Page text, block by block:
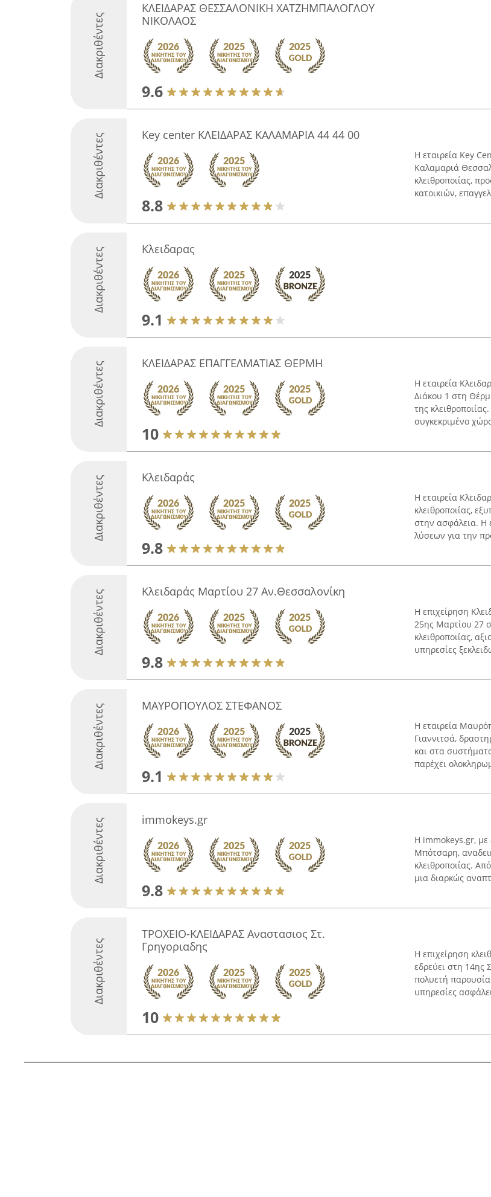
Διακριθέντες
ΚΛΕΙΔΑΡΑΣ ΘΕΣΣΑΛΟΝΙΚΗ ΧΑΤΖΗΜΠΑΛΟΓΛΟΥ
ΝΙΚΟΛΑΟΣ
9.6
Διακριθέντες Key center ΚΛΕΙΔΑΡΑΣ ΚΑΛΑΜΑΡΙΑ 44 44 00
8.8
Η εταιρεία Key
Καλαμαριά
κλειθροποιίας,
κατοικιών,
Διακριθέντες Κλειδαρας
9.1
Διακριθέντες ΚΛΕΙΔΑΡΑΣ ΕΠΑΓΓΕΛΜΑΤΙΑΣ ΘΕΡΜΗ
10
Η εταιρεία
Διάκου 1 στη
της
συγκεκριμένο
Διακριθέντες Κλειδαράς
9.8
Η εταιρεία
κλειθροποιίας,
στην ασφάλεια. Η
λύσεων για την
Διακριθέντες Κλειδαράς Μαρτίου 27 Αν.Θεσσαλονίκη
9.8
Η επιχείρηση
25ης Μαρτίου 27
κλειθροποιίας,
υπηρεσίες
Διακριθέντες ΜΑΥΡΟΠΟΥΛΟΣ ΣΤΕΦΑΝΟΣ
9.1
Η εταιρεία
Γιαννιτσά,
και στα
παρέχει
Διακριθέντες immokeys.gr
9.8
Η immokeys.gr,
Μπότσαρη,
κλειθροποιίας.
μια διαρκώς
Διακριθέντες
ΤΡΟΧΕΙΟ-ΚΛΕΙΔΑΡΑΣ Αναστασιος Στ.
Γρηγοριαδης
10
Η επιχείρηση
εδρεύει στη 14ης
πολυετή
υπηρεσίες